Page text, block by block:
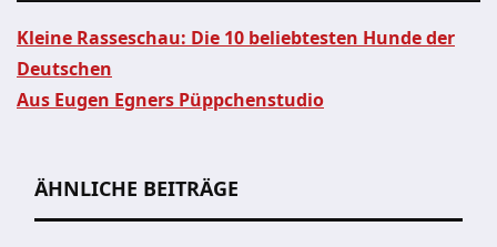
Beitragsnavigation
Kleine Rasseschau: Die 10 beliebtesten Hunde der
Deutschen
Aus Eugen Egners Püppchenstudio
ÄHNLICHE BEITRÄGE